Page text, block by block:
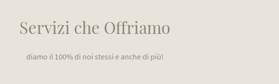
Servizi che Offriamo
diamo il 100% di noi stessi e anche di più!